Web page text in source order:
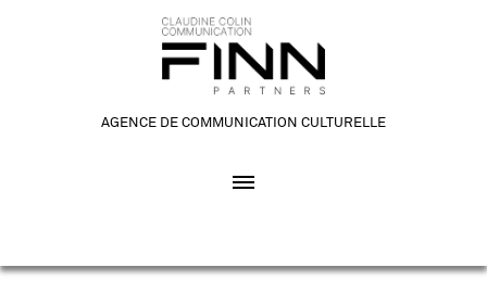
AGENCE DE COMMUNICATION CULTURELLE